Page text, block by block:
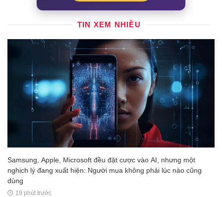
TIN XEM NHIỀU
Samsung, Apple, Microsoft đều đặt cược vào AI, nhưng một
nghịch lý đang xuất hiện: Người mua không phải lúc nào cũng
dùng
19 phút trước